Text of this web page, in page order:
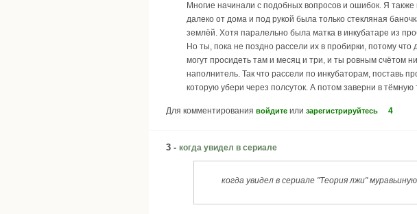
Многие начинали с подобных вопросов и ошибок. Я также
далеко от дома и под рукой была только стекляная
землёй. Хотя паралельно была матка в инкубатаре из
Но ты, пока не поздно рассели их в пробирки, потому
могут просидеть там и месяц и три, и ты ровным счётом
наполнитель. Так что рассели по инкубаторам, поставь
которую убери через полсуток. А потом заверни в тёмную
Для комментирования войдите или зарегистрируйтесь 4
3 - когда увидел в сериале
когда увидел в сериале "Теория лжи"